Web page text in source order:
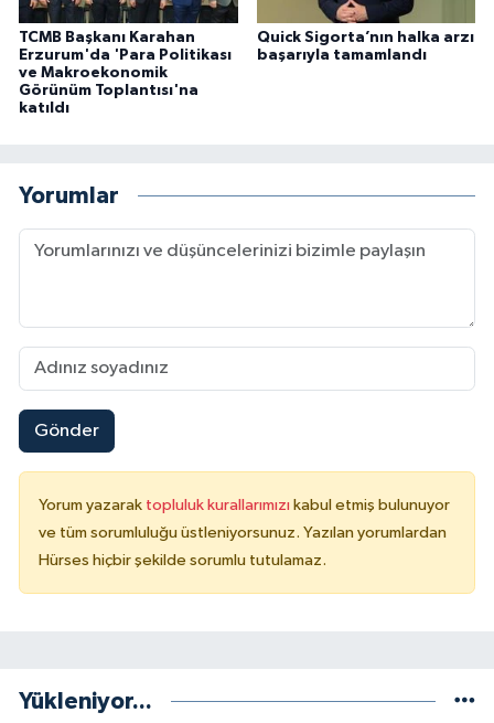
TCMB Başkanı Karahan
Erzurum'da 'Para Politikası
ve Makroekonomik
Görünüm Toplantısı'na
katıldı
Quick Sigorta’nın halka arzı
başarıyla tamamlandı
Yorumlar
Gönder
Yorum yazarak topluluk kurallarımızı kabul etmiş bulunuyor
ve tüm sorumluluğu üstleniyorsunuz. Yazılan yorumlardan
Hürses hiçbir şekilde sorumlu tutulamaz.
Yükleniyor...